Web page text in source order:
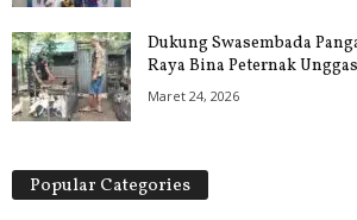
Dukung Swasembada
Raya Bina Peternak Unggas
Maret 24, 2026
Popular Categories